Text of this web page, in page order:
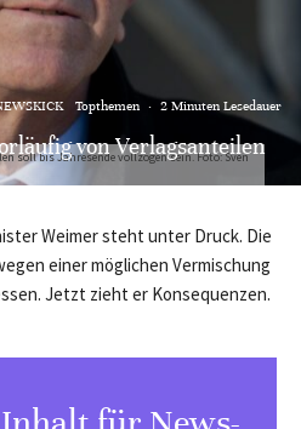
soll bis Jahresende vollzogen sein. Foto: Sven
Topthemen · 2 Minuten Lesedauer
von Verlagsanteilen
Weimer steht unter Druck. Die
einer möglichen Vermischung
Jetzt zieht er Konsequenzen.